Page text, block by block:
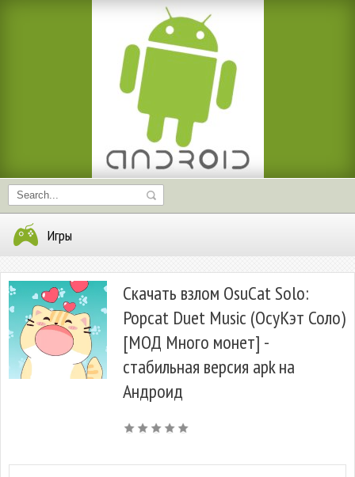
Игры
Скачать взлом OsuCat Solo:
Popcat Duet Music (ОсуКэт Соло)
[МОД Много монет] -
стабильная версия apk на
Андроид